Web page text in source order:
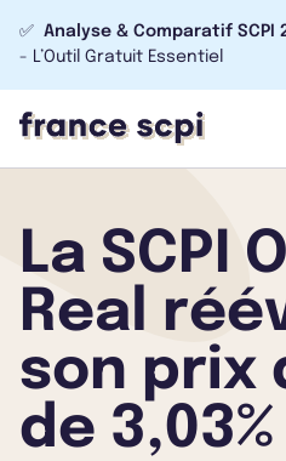
✅ Analyse & Comparatif SCPI
- L’Outil Gratuit Essentiel
La SCPI
Real
son prix
de 3,03%